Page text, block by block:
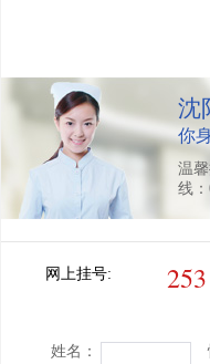
沈
你
温
线
网上挂号: 253
姓名：